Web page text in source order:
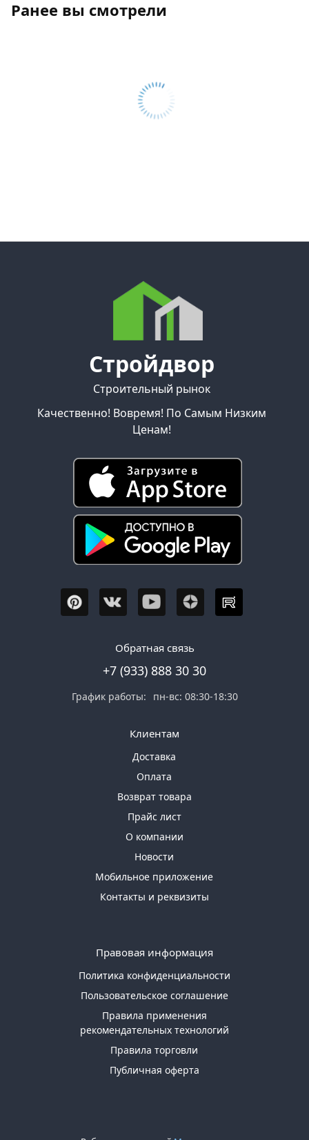
Ранее вы смотрели
Стройдвор
Строительный рынок
Качественно! Вовремя! По Самым Низким
Ценам!
Обратная связь
+7 (933) 888 30 30
График работы: пн-вс: 08:30-18:30
Клиентам
Доставка
Оплата
Возврат товара
Прайс лист
О компании
Новости
Мобильное приложение
Контакты и реквизиты
Правовая информация
Политика конфиденциальности
Пользовательское соглашение
Правила применения
рекомендательных технологий
Правила торговли
Публичная оферта